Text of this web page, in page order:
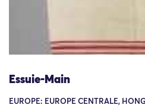
Essuie-Main
EUROPE: EUROPE CENTRALE,